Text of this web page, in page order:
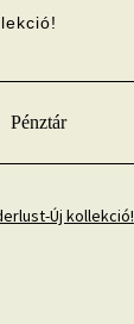
Pénztár
Új kollekció!